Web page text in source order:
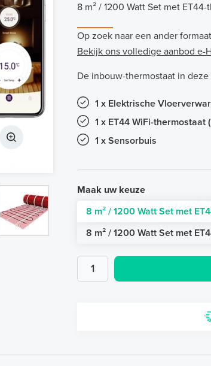
8 m² / 1200 Watt Set met
Op zoek naar een ander
Bekijk ons volledige aanbod e-
De inbouw-thermostaat in
1 x Elektrische
1 x ET44 WiFi-thermostaat
1 x Sensorbuis
Maak uw keuze
8 m² / 1200 Watt Set met
8 m² / 1200 Watt Set met